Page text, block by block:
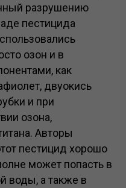
разрушению
пестицида
озон и в
как
двуокись
и при
озона,
Авторы
пестицид хорошо
может попасть в
воды, а также в